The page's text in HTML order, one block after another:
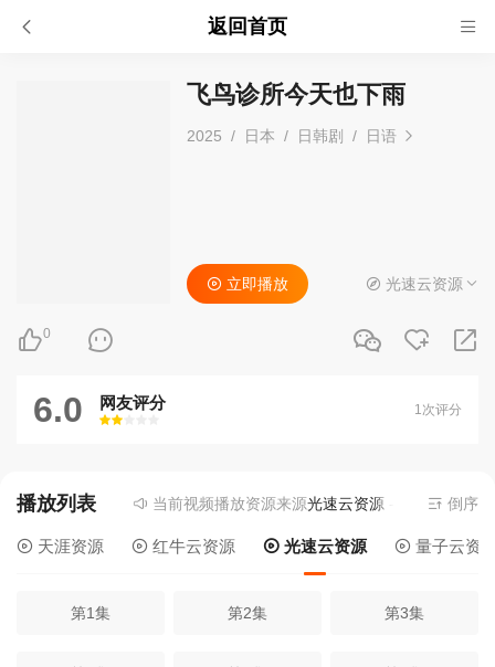
返回首页
飞鸟诊所今天也下雨
2025 / 日本 / 日韩剧 / 日语
0
立即播放 光速云资源
6.0 网友评分
很差
较差还行推荐力荐
1次评分
播放列表 当前视频播放资源来源光速云资源- 提供为您免费
倒序
天涯资源 红牛云资源 光速云资源 量子云资
第1集 第2集 第3集